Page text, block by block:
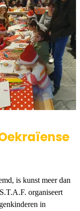
is kunst meer dan
organiseert
in